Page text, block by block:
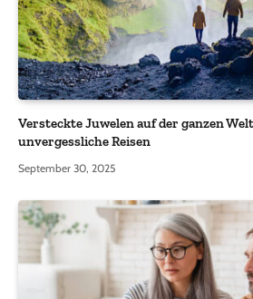
Versteckte Juwelen auf der ganzen
unvergessliche Reisen
September 30, 2025